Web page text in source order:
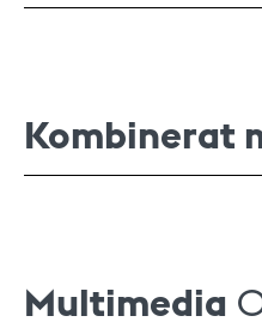
Kombinerat
Multimedia